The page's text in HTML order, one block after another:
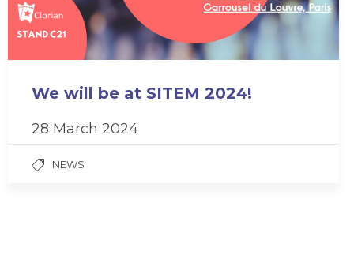
We will be at SITEM 2024!
28 March 2024
NEWS